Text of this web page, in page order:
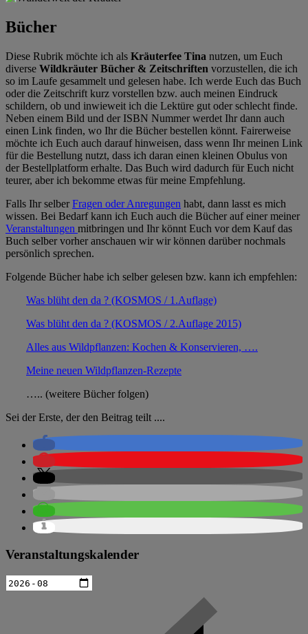
Bücher
Diese Rubrik möchte ich als Kräuterfee Tina nutzen, um Euch
diverse Wildkräuter Bücher & Zeitschriften vorzustellen, die ich
so im Laufe gesammelt und gelesen habe. Ich werde Euch das Buch
oder die Zeitschrift kurz vorstellen bzw. auch meinen Eindruck
schildern, ob und inwieweit ich die Lektüre gut oder schlecht finde.
Neben einem Bild und der ISBN Nummer werdet Ihr dann auch
einen Link finden, wo Ihr die Bücher bestellen könnt. Fairerweise
möchte ich Euch auch darauf hinweisen, dass wenn Ihr meinen Link
für die Bestellung nutzt, dass ich daran einen kleinen Obulus von
der Bestellplatform erhalte. Das Buch wird dadurch für Euch nicht
teurer, aber ich bekomme etwas für meine Empfehlung.
Falls Ihr selber Fragen oder Anregungen habt, dann lasst es mich
wissen. Bei Bedarf kann ich Euch auch die Bücher auf einer meiner
Veranstaltungen mitbringen und Ihr könnt Euch vor dem Kauf das
Buch selber vorher anschauen wir wir können darüber nochmals
persönlich sprechen.
Folgende Bücher habe ich selber gelesen bzw. kann ich empfehlen:
Was blüht den da ? (KOSMOS / 1.Auflage)
Was blüht den da ? (KOSMOS / 2.Auflage 2015)
Alles aus Wildpflanzen: Kochen & Konservieren, ….
Meine neuen Wildpflanzen-Rezepte
….. (weitere Bücher folgen)
Sei der Erste, der den Beitrag teilt ....
Veranstaltungskalender